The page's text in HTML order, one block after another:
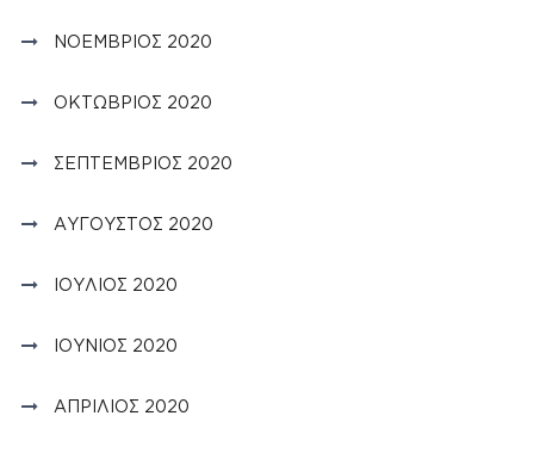
ΝΟΈΜΒΡΙΟΣ 2020
ΟΚΤΏΒΡΙΟΣ 2020
ΣΕΠΤΈΜΒΡΙΟΣ 2020
ΑΎΓΟΥΣΤΟΣ 2020
ΙΟΎΛΙΟΣ 2020
ΙΟΎΝΙΟΣ 2020
ΑΠΡΊΛΙΟΣ 2020